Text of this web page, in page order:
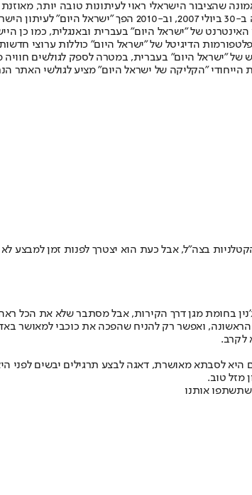
שהציבור הישראלי ראוי לעיתונות טובה יותר,
תשלום. המהדורה המודפסת הראשונה פורסמה
הדיגיטל של "ישראל היום" כוללות ערוצי
החדש של "ישראל היום" בעברית, במטרה לספק לגולשים
הייחודי "הקליקה של ישראל היום" מציע לגולשי האתר
בצה"ל, אבל כעת הוא יצטרך לפנות זמן
בחומת מגן דרך הקירות, אבל מסתבר שלא את הכל
ואפשר רק להניח שהפכה את כוכבי למאושר
לקרב.
היא לסבתא מאושרת, דאגה לבצע תרגילים יבשים לפני
מזל טוב.
אותנו